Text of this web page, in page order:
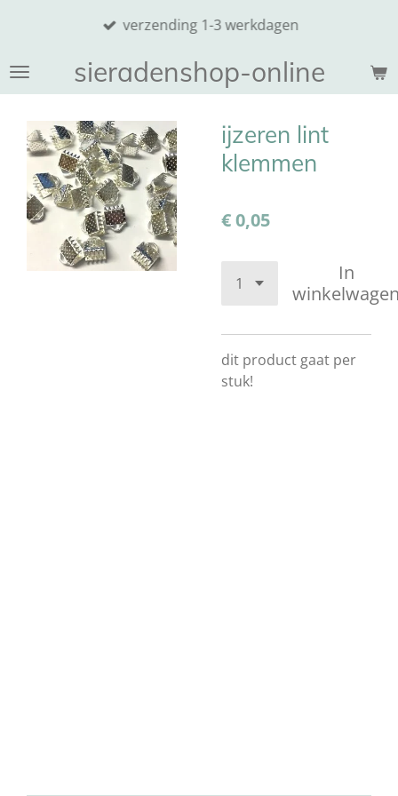
de
sieradenshop-online
verzending 1-3 werkdagen
ijzeren lint
klemmen
€ 0,05
In
dit product gaat per
stuk!